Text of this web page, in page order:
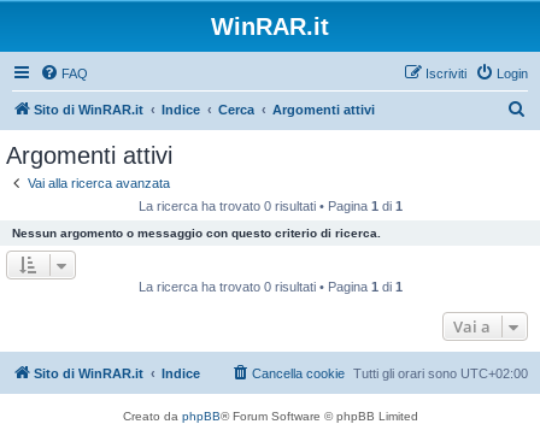
WinRAR.it
FAQ Login
Iscriviti
Sito di WinRAR.it Indice Cerca Argomenti attivi
Argomenti attivi
Vai alla ricerca avanzata
La ricerca ha trovato 0 risultati • Pagina 1 di 1
Nessun argomento o messaggio con questo criterio di ricerca.
La ricerca ha trovato 0 risultati • Pagina 1 di 1
Vai a
Sito di WinRAR.it Indice Tutti gli orari sono UTC+02:00
Cancella cookie
Creato da phpBB® Forum Software © phpBB Limited